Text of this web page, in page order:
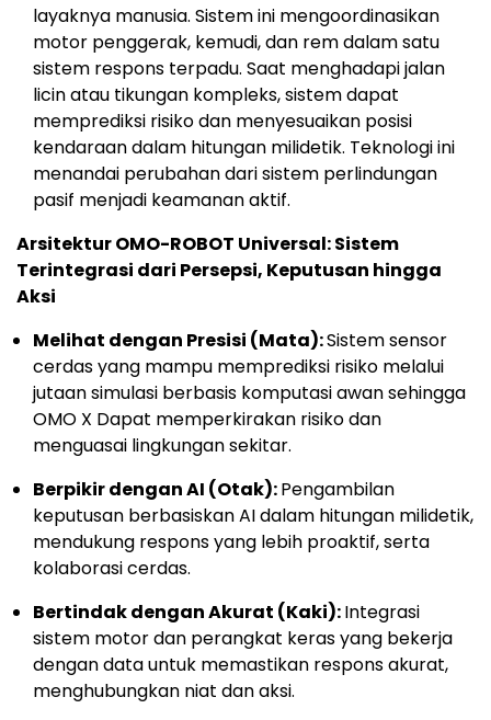
layaknya manusia. Sistem ini mengoordinasikan
motor penggerak, kemudi, dan rem dalam satu
sistem respons terpadu. Saat menghadapi jalan
licin atau tikungan kompleks, sistem dapat
memprediksi risiko dan menyesuaikan posisi
kendaraan dalam hitungan milidetik. Teknologi ini
menandai perubahan dari sistem perlindungan
pasif menjadi keamanan aktif.
Arsitektur OMO-ROBOT Universal: Sistem
Terintegrasi dari Persepsi, Keputusan hingga
Aksi
Melihat dengan Presisi (Mata):Sistem sensor
cerdas yang mampu memprediksi risiko melalui
jutaan simulasi berbasis komputasi awan sehingga
OMO X Dapat memperkirakan risiko dan
menguasai lingkungan sekitar.
Berpikir dengan AI (Otak):Pengambilan
keputusan berbasiskan AI dalam hitungan milidetik,
mendukung respons yang lebih proaktif, serta
kolaborasi cerdas.
Bertindak dengan Akurat (Kaki):Integrasi
sistem motor dan perangkat keras yang bekerja
dengan data untuk memastikan respons akurat,
menghubungkan niat dan aksi.